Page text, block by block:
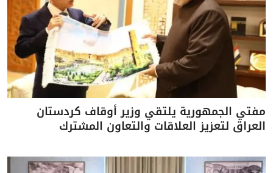
مفتي الجمهورية يلتقي وزير أوقاف كردستان
العراق لتعزيز العلاقات والتعاون المشترك